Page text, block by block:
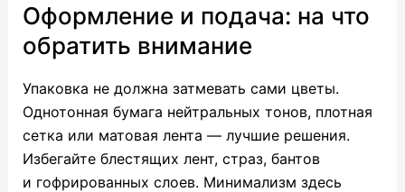
Оформление и подача: на что
обратить внимание
Упаковка не должна затмевать сами цветы.
Однотонная бумага нейтральных тонов, плотная
сетка или матовая лента — лучшие решения.
Избегайте блестящих лент, страз, бантов
и гофрированных слоев. Минимализм здесь